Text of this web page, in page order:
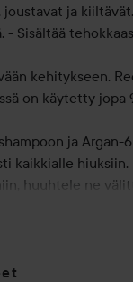
ja
- Sisältää
kehitykseen.
on käytetty jopa
ja Argan-
kaikkialle
huuhtele ne